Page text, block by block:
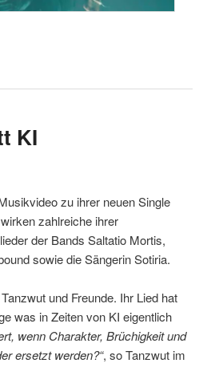
KI
zu ihrer neuen Single
zahlreiche ihrer
der Bands Saltatio Mortis,
sowie die Sängerin Sotiria.
und Freunde. Ihr Lied hat
was in Zeiten von KI eigentlich
wenn Charakter, Brüchigkeit und
ersetzt werden?“, so Tanzwut im